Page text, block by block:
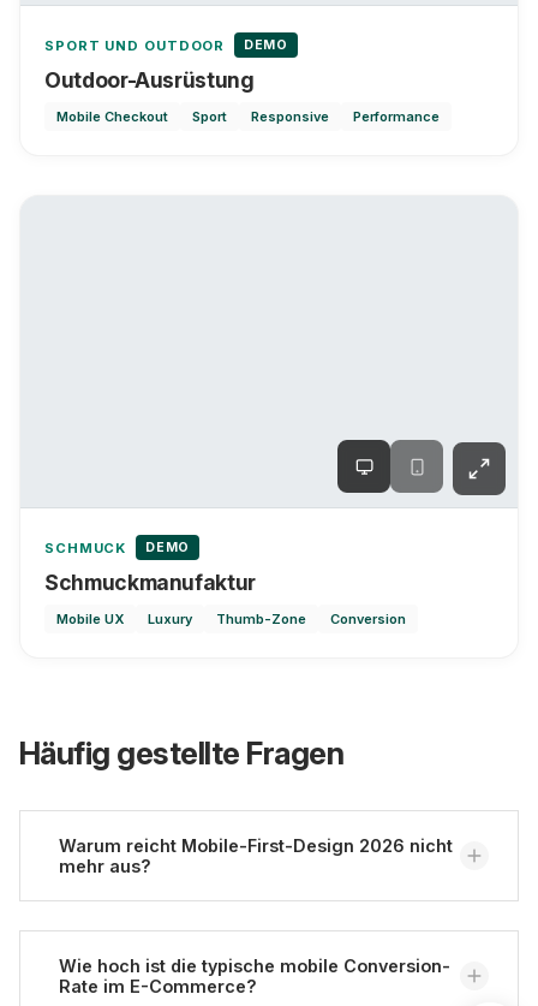
SPORT UND OUTDOOR DEMO
Outdoor-Ausrüstung
Mobile Checkout Sport Responsive Performance
SCHMUCK DEMO
Schmuckmanufaktur
Mobile UX Luxury Thumb-Zone Conversion
Häufig gestellte Fragen
Warum reicht Mobile-First-Design 2026 nicht
mehr aus?
Mobile-First beschreibt lediglich die Design-
Reihenfolge - zuerst für Mobilgeräte, dann für
Desktop. Das stellt aber nicht sicher, dass das
Wie hoch ist die typische mobile Conversion-
Rate im E-Commerce?